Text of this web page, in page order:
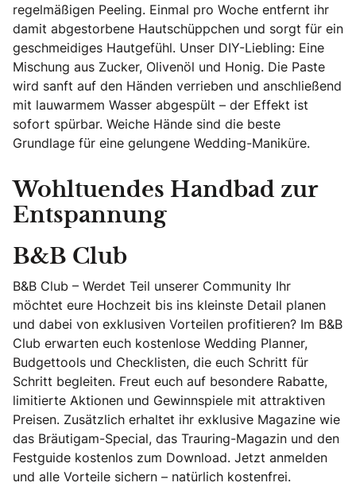
regelmäßigen Peeling. Einmal pro Woche entfernt ihr
damit abgestorbene Hautschüppchen und sorgt für ein
geschmeidiges Hautgefühl. Unser DIY-Liebling: Eine
Mischung aus Zucker, Olivenöl und Honig. Die Paste
wird sanft auf den Händen verrieben und anschließend
mit lauwarmem Wasser abgespült – der Effekt ist
sofort spürbar. Weiche Hände sind die beste
Grundlage für eine gelungene Wedding-Maniküre.
Wohltuendes Handbad zur
Entspannung
B&B Club
B&B Club – Werdet Teil unserer Community Ihr
möchtet eure Hochzeit bis ins kleinste Detail planen
und dabei von exklusiven Vorteilen profitieren? Im B&B
Club erwarten euch kostenlose Wedding Planner,
Budgettools und Checklisten, die euch Schritt für
Schritt begleiten. Freut euch auf besondere Rabatte,
limitierte Aktionen und Gewinnspiele mit attraktiven
Preisen. Zusätzlich erhaltet ihr exklusive Magazine wie
das Bräutigam-Special, das Trauring-Magazin und den
Festguide kostenlos zum Download. Jetzt anmelden
und alle Vorteile sichern – natürlich kostenfrei.